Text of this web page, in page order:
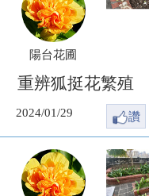
陽台花圃
重辨狐挺花繁殖
2024/01/29 讚